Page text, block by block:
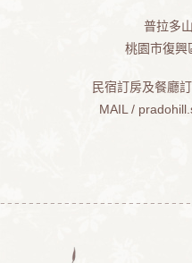
普拉多
桃園市復興
民宿訂房及餐廳
MAIL /